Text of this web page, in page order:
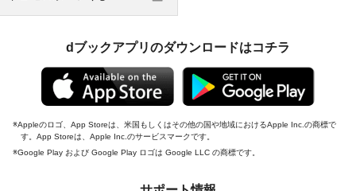
dブックアプリのダウンロードはコチラ
Appleのロゴ、App Storeは、米国もしくはその他の国や地域におけるApple Inc.の商標で
す。App Storeは、Apple Inc.のサービスマークです。
Google Play および Google Play ロゴは Google LLC の商標です。